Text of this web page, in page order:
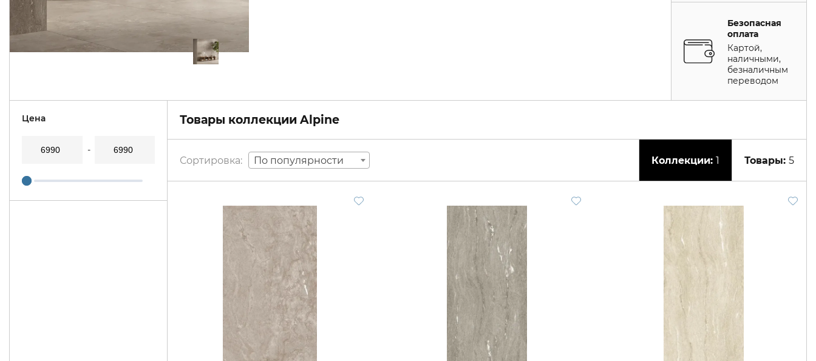
Безопасная
оплата
Картой,
наличными,
безналичным
переводом
Цена Товары коллекции Alpine
По популярности 1 5